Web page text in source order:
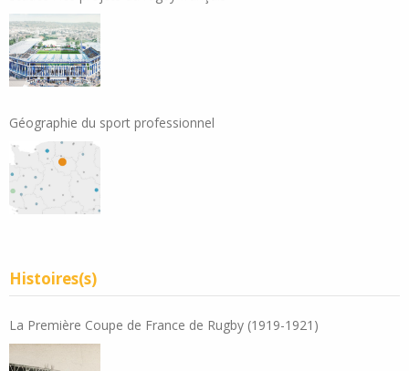
Géographie du sport professionnel
Histoires(s)
La Première Coupe de France de Rugby (1919-1921)